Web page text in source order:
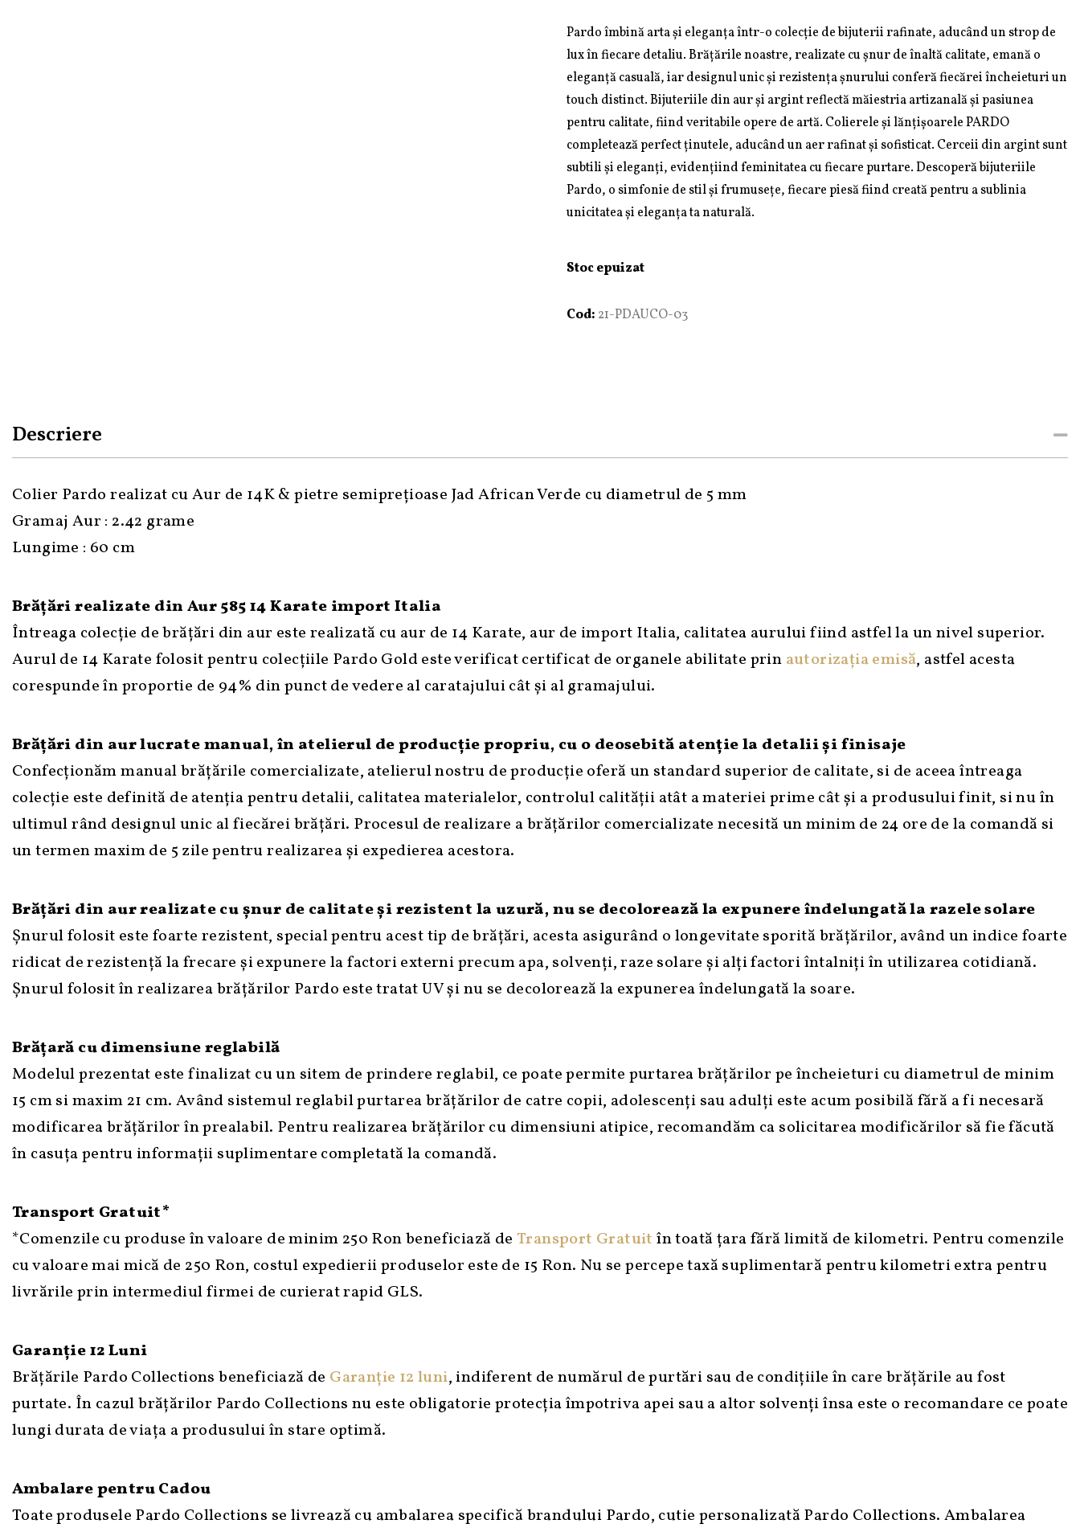
Pardo îmbină arta și eleganța într-o colecție de bijuterii rafinate, aducând un strop de
lux în fiecare detaliu. Brățările noastre, realizate cu șnur de înaltă calitate, emană o
eleganță casuală, iar designul unic și rezistența șnurului conferă fiecărei încheieturi un
touch distinct. Bijuteriile din aur și argint reflectă măiestria artizanală și pasiunea
pentru calitate, fiind veritabile opere de artă. Colierele și lănțișoarele PARDO
completează perfect ținutele, aducând un aer rafinat și sofisticat. Cerceii din argint sunt
subtili și eleganți, evidențiind feminitatea cu fiecare purtare. Descoperă bijuteriile
Pardo, o simfonie de stil și frumusețe, fiecare piesă fiind creată pentru a sublinia
unicitatea și eleganța ta naturală.
Stoc epuizat
Cod: 21-PDAUCO-03
Descriere
Colier Pardo realizat cu Aur de 14K & pietre semiprețioase Jad African Verde cu diametrul de 5 mm
Gramaj Aur : 2.42 grame
Lungime : 60 cm
Brățări realizate din Aur 585 14 Karate import Italia
Întreaga colecție de brățări din aur este realizată cu aur de 14 Karate, aur de import Italia, calitatea aurului fiind astfel la un nivel superior.
Aurul de 14 Karate folosit pentru colecțiile Pardo Gold este verificat certificat de organele abilitate prin autorizația emisă, astfel acesta
corespunde în proportie de 94% din punct de vedere al caratajului cât și al gramajului.
Brățări din aur lucrate manual, în atelierul de producție propriu, cu o deosebită atenție la detalii și finisaje
Confecționăm manual brățările comercializate, atelierul nostru de producție oferă un standard superior de calitate, si de aceea întreaga
colecție este definită de atenția pentru detalii, calitatea materialelor, controlul calității atât a materiei prime cât și a produsului finit, si nu în
ultimul rând designul unic al fiecărei brățări. Procesul de realizare a brățărilor comercializate necesită un minim de 24 ore de la comandă si
un termen maxim de 5 zile pentru realizarea și expedierea acestora.
Brățări din aur realizate cu șnur de calitate și rezistent la uzură, nu se decolorează la expunere îndelungată la razele solare
Șnurul folosit este foarte rezistent, special pentru acest tip de brățări, acesta asigurând o longevitate sporită brățărilor, având un indice foarte
ridicat de rezistență la frecare și expunere la factori externi precum apa, solvenți, raze solare și alți factori întalniți în utilizarea cotidiană.
Șnurul folosit în realizarea brățărilor Pardo este tratat UV și nu se decolorează la expunerea îndelungată la soare.
Brățară cu dimensiune reglabilă
Modelul prezentat este finalizat cu un sitem de prindere reglabil, ce poate permite purtarea brățărilor pe încheieturi cu diametrul de minim
15 cm si maxim 21 cm. Având sistemul reglabil purtarea brățărilor de catre copii, adolescenți sau adulți este acum posibilă fără a fi necesară
modificarea brățărilor în prealabil. Pentru realizarea brățărilor cu dimensiuni atipice, recomandăm ca solicitarea modificărilor să fie făcută
în casuța pentru informații suplimentare completată la comandă.
Transport Gratuit*
*Comenzile cu produse în valoare de minim 250 Ron beneficiază de Transport Gratuit în toată țara fără limită de kilometri. Pentru comenzile
cu valoare mai mică de 250 Ron, costul expedierii produselor este de 15 Ron. Nu se percepe taxă suplimentară pentru kilometri extra pentru
livrările prin intermediul firmei de curierat rapid GLS.
Garanție 12 Luni
Brățările Pardo Collections beneficiază de Garanție 12 luni, indiferent de numărul de purtări sau de condițiile în care brățările au fost
purtate. În cazul brățărilor Pardo Collections nu este obligatorie protecția împotriva apei sau a altor solvenți însa este o recomandare ce poate
lungi durata de viața a produsului în stare optimă.
Ambalare pentru Cadou
Toate produsele Pardo Collections se livrează cu ambalarea specifică brandului Pardo, cutie personalizată Pardo Collections. Ambalarea